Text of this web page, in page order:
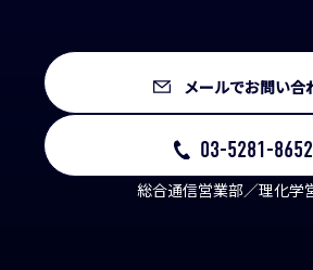
メールでお問い合
03-5281-8652
総合通信営業部／理化学